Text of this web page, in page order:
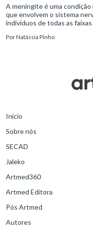
A meningite é uma
que envolvem o sistema
indivíduos de todas as
PorNatássia Pinho
Início
Sobre nós
SECAD
Jaleko
Artmed360
Artmed Editora
Pós Artmed
Autores